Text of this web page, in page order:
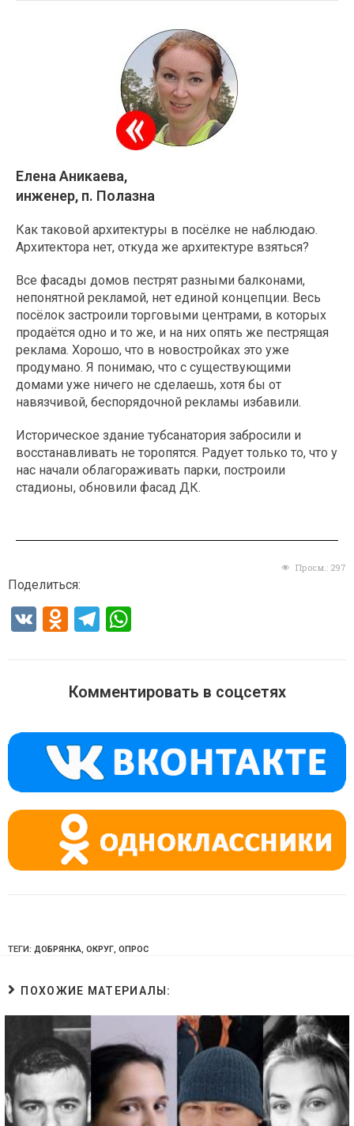
Елена Аникаева,
инженер, п. Полазна
Как таковой архитектуры в посёлке не наблюдаю.
Архитектора нет, откуда же архитектуре взяться?
Все фасады домов пестрят разными балконами,
непонятной рекламой, нет единой концепции. Весь
посёлок застроили торговыми центрами, в которых
продаётся одно и то же, и на них опять же пестрящая
реклама. Хорошо, что в новостройках это уже
продумано. Я понимаю, что с существующими
домами уже ничего не сделаешь, хотя бы от
навязчивой, беспорядочной рекламы избавили.
Историческое здание тубсанатория забросили и
восстанавливать не торопятся. Радует только то, что у
нас начали облагораживать парки, построили
стадионы, обновили фасад ДК.
Просм.: 297
Поделиться:
V
O
o
a
ss
ni
ki
T
gr
m
s
p
p
Комментировать в соцсетях
ТЕГИ: ДОБРЯНКА, ОКРУГ, ОПРОС
ПОХОЖИЕ МАТЕРИАЛЫ: